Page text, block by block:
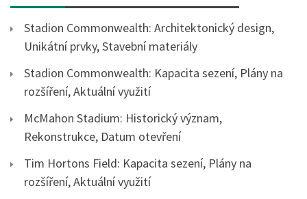
Stadion Commonwealth: Architektonický design,
Unikátní prvky, Stavební materiály
Stadion Commonwealth: Kapacita sezení, Plány na
rozšíření, Aktuální využití
McMahon Stadium: Historický význam,
Rekonstrukce, Datum otevření
Tim Hortons Field: Kapacita sezení, Plány na
rozšíření, Aktuální využití